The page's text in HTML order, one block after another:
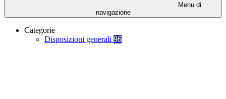
Menu di
navigazione
Categorie
Disposizioni generali 96